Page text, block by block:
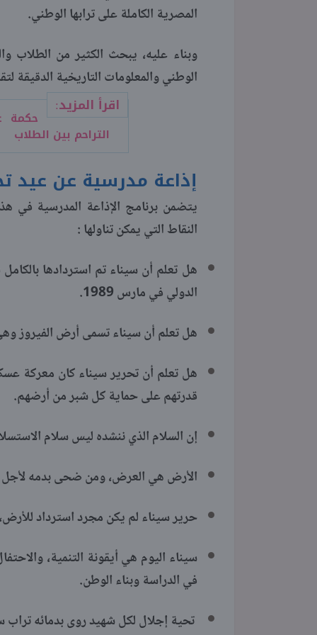
المصرية الكاملة على ترابها الوطني.
وبناء عليه، يبحث الكثير من الطلاب
الوطني والمعلومات التاريخية الدقيقة
اقرأ المزيد:
حكمة
التراحم بين الطلاب
إذاعة مدرسية عن عيد
يتضمن برنامج الإذاعة المدرسية في
النقاط التي يمكن تناولها :
الدولي في مارس 1989.
هل تعلم أن سيناء تسمى أرض الفيروز
هل تعلم أن تحرير سيناء كان معركة
قدرتهم على حماية كل شبر من أرضهم.
إن السلام الذي ننشده ليس سلام
الأرض هي العرض، ومن ضحى بدمه
حرير سيناء لم يكن مجرد استرداد للأرض،
سيناء اليوم هي أيقونة التنمية،
في الدراسة وبناء الوطن.
تحية إجلال لكل شهيد روى بدمائه